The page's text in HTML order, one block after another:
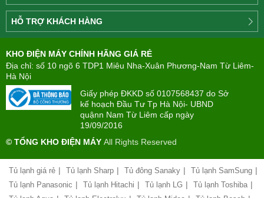
Công
ty
Điện
TÂN
PHONG(8:00
-
22:00)
công
Chính
sách
bảo
HỖ TRỢ KHÁCH HÀNG
hiểu
về
mua
trả
góp
đổi
hóa
KHO ĐIỆN MÁY CHÍNH HÃNG GIÁ RẺ
Địa chỉ: số 10 ngõ 6 TDP1 Miêu Nha-Xuân Phương-Nam Từ Liêm-
Hà Nội
Giấy phép ĐKKD số 0107568437 do Sở
kế hoạch Đầu Tư Tp Hà Nội- UBND
quậnn Nam Từ Liêm cấp ngày
19/09/2016
© TỔNG KHO ĐIỆN MÁY All Rights Reserved
Tủ lạnh giá rẻ | Tủ lạnh Sharp | Tủ đông Sanaky | Tủ lạnh SamSung |
Tủ lạnh Panasonic | Tủ lạnh Hitachi | Tủ lạnh LG | Tủ lạnh Toshiba |